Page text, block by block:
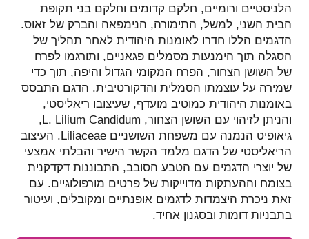
הלניסטיים ורומיים, חלקם קדומים וחלקם בני תקופת
הבית השני, למשל, התימורה, הנימפאה והברק של זאוס.
הדגמים הללו חדרו לאומנות היהודית לאחר תהליך של
הסגלה תוך הימנעות מסמלים פגאניים, ותורגמו לפרח
של השושן הצחור, הפרח המקומי הגדול והיפה, תוך כדי
שמירה על עוצמתו הסמלית והדקורטיבית. הדגם התבסס
באומנות היהודית כמוטיב מועדף, שעיצובו ריאליסטי,
והניתן לזיהוי עם השושן הצחור, L. Lilium Candidum,
גיאופיט הנמנה עם משפחת השושניים Liliaceae. העיצוב
הריאליסטי של הדגם מלמד הקשר הישיר והבלתי אמצעי
של יוצרי הדגמים עם הטבע הסובב, התבוננות דקדקנית
בצומח וההעתקות מדוייקות של פרטים מורפולוגיים. עם
זאת ניכרת היצמדות לדגמים אופנתיים ומקובלים, ועיטור
בתבניות דומות ובסגנון אחיד.